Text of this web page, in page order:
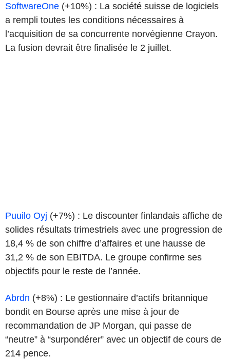
SoftwareOne (+10%) : La société suisse de logiciels
a rempli toutes les conditions nécessaires à
l’acquisition de sa concurrente norvégienne Crayon.
La fusion devrait être finalisée le 2 juillet.
Puuilo Oyj (+7%) : Le discounter finlandais affiche de
solides résultats trimestriels avec une progression de
18,4 % de son chiffre d’affaires et une hausse de
31,2 % de son EBITDA. Le groupe confirme ses
objectifs pour le reste de l’année.
Abrdn (+8%) : Le gestionnaire d’actifs britannique
bondit en Bourse après une mise à jour de
recommandation de JP Morgan, qui passe de
“neutre” à “surpondérer” avec un objectif de cours de
214 pence.